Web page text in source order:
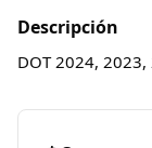
Descripción
DOT 2024, 2023,